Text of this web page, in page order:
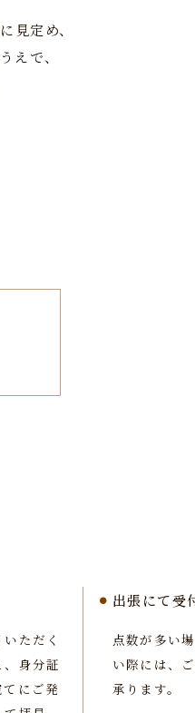
見定め、
えで、
ただく
身分証
にご発
出張にて受
点数が多い
い際には、
承ります。